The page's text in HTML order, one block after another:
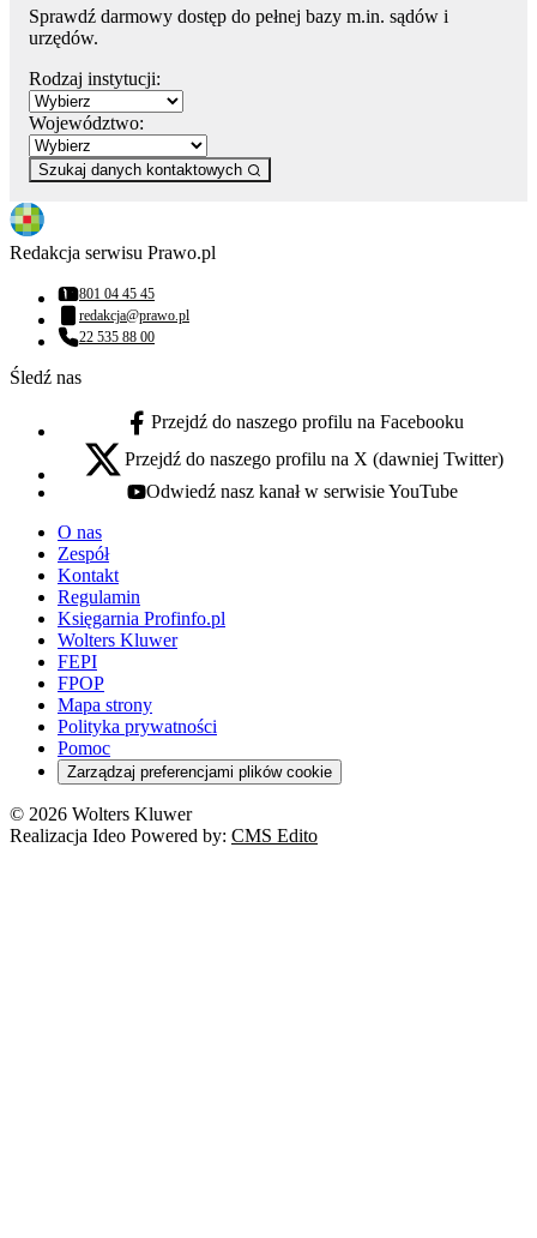
Sprawdź darmowy dostęp do pełnej bazy m.in. sądów i
urzędów.
Rodzaj instytucji:
Województwo:
Szukaj danych kontaktowych
Redakcja serwisu Prawo.pl
Numer telefonu:
801 04 45 45
Adres email:
redakcja@prawo.pl
Numer telefonu:
22 535 88 00
Śledź nas
facebook - otwiera się w nowej karcie
Przejdź do naszego profilu na Facebooku
x - otwiera się w nowej karcie
Przejdź do naszego profilu na X (dawniej Twitter)
youtube - otwiera się w nowej karcie
Odwiedź nasz kanał w serwisie YouTube
O nas
Zespół
Kontakt
Regulamin
Księgarnia Profinfo.pl
Wolters Kluwer
FEPI
FPOP
Mapa strony
Polityka prywatności
Pomoc
Zarządzaj preferencjami plików cookie
© 2026 Wolters Kluwer
Realizacja Ideo Powered by: CMS Edito